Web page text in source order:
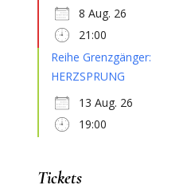
8 Aug. 26
21:00
Reihe Grenzgänger:
HERZSPRUNG
13 Aug. 26
19:00
Tickets